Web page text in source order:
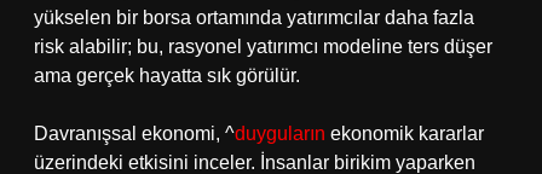
yükselen bir borsa ortamında yatırımcılar daha fazla
risk alabilir; bu, rasyonel yatırımcı modeline ters düşer
ama gerçek hayatta sık görülür.
Davranışsal ekonomi, ^duyguların ekonomik kararlar
üzerindeki etkisini inceler. İnsanlar birikim yaparken